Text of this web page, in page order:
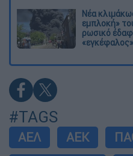
Νέα
εμπλοκή»
ρωσικό
«εγκέφαλος»
#TAGS
ΑΕΛ ΑΕΚ